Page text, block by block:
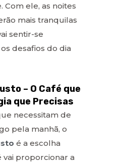
Com ele, as noites
mais tranquilas
sentir-se
desafios do dia
– O Café que
que Precisas
necessitam de
pela manhã, o
é a escolha
vai proporcionar a